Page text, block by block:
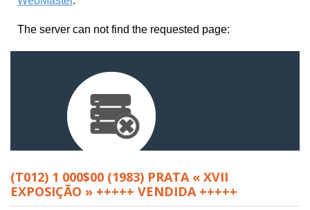
(T012) 1 000$00 (1983) PRATA « XVII
EXPOSIÇÃO » +++++ VENDIDA +++++